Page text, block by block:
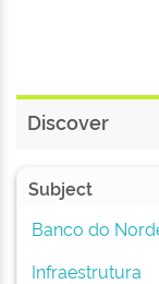
Discover
Subject
Banco do
Infraestrutura